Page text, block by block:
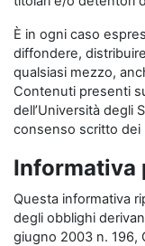
È in ogni caso
diffondere,
qualsiasi mezzo,
Contenuti presenti
dell’Università degli
consenso scritto dei
Informativa
Questa informativa
degli obblighi
giugno 2003 n. 196,